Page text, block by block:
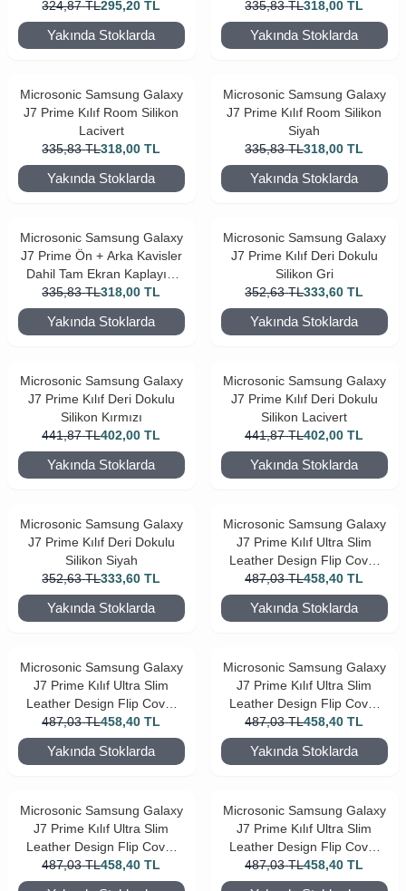
Kırılmaz Film Siyah
324,87 TL295,20 TL
Yakında Stoklarda
335,83 TL318,00 TL
Yakında Stoklarda
Microsonic Samsung Galaxy
J7 Prime Kılıf Room Silikon
Lacivert
335,83 TL318,00 TL
Yakında Stoklarda
Microsonic Samsung Galaxy
J7 Prime Kılıf Room Silikon
Siyah
335,83 TL318,00 TL
Yakında Stoklarda
Microsonic Samsung Galaxy
J7 Prime Ön + Arka Kavisler
Dahil Tam Ekran Kaplayıcı
Film
335,83 TL318,00 TL
Yakında Stoklarda
Microsonic Samsung Galaxy
J7 Prime Kılıf Deri Dokulu
Silikon Gri
352,63 TL333,60 TL
Yakında Stoklarda
Microsonic Samsung Galaxy
J7 Prime Kılıf Deri Dokulu
Silikon Kırmızı
441,87 TL402,00 TL
Yakında Stoklarda
Microsonic Samsung Galaxy
J7 Prime Kılıf Deri Dokulu
Silikon Lacivert
441,87 TL402,00 TL
Yakında Stoklarda
Microsonic Samsung Galaxy
J7 Prime Kılıf Deri Dokulu
Silikon Siyah
352,63 TL333,60 TL
Yakında Stoklarda
Microsonic Samsung Galaxy
J7 Prime Kılıf Ultra Slim
Leather Design Flip Cover
Bordo
487,03 TL458,40 TL
Yakında Stoklarda
Microsonic Samsung Galaxy
J7 Prime Kılıf Ultra Slim
Leather Design Flip Cover
Gold
487,03 TL458,40 TL
Yakında Stoklarda
Microsonic Samsung Galaxy
J7 Prime Kılıf Ultra Slim
Leather Design Flip Cover
Gümüş
487,03 TL458,40 TL
Yakında Stoklarda
Microsonic Samsung Galaxy
J7 Prime Kılıf Ultra Slim
Leather Design Flip Cover
Rose Gold
487,03 TL458,40 TL
Microsonic Samsung Galaxy
J7 Prime Kılıf Ultra Slim
Leather Design Flip Cover
Siyah
487,03 TL458,40 TL